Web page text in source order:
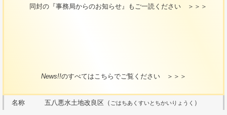
同封の『事務局からのお知らせ』もご一読ください ＞＞＞
News!!のすべてはこちらでご覧ください ＞＞＞
名称 五八悪水土地改良区（ ごはちあくすいとちかいりょうく ）